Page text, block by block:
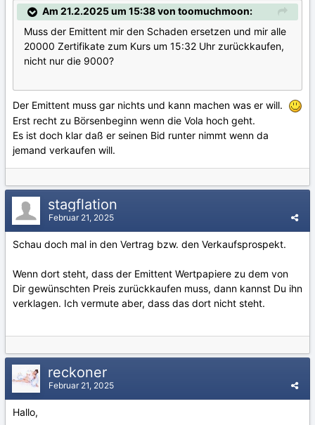
Am 21.2.2025 um 15:38 von toomuchmoon:
Muss der Emittent mir den Schaden ersetzen und mir alle
20000 Zertifikate zum Kurs um 15:32 Uhr zurückkaufen,
nicht nur die 9000?
Der Emittent muss gar nichts und kann machen was er will.
Erst recht zu Börsenbeginn wenn die Vola hoch geht.
Es ist doch klar daß er seinen Bid runter nimmt wenn da
jemand verkaufen will.
stagflation
Februar 21, 2025
Schau doch mal in den Vertrag bzw. den Verkaufsprospekt.
Wenn dort steht, dass der Emittent Wertpapiere zu dem von
Dir gewünschten Preis zurückkaufen muss, dann kannst Du ihn
verklagen. Ich vermute aber, dass das dort nicht steht.
reckoner
Februar 21, 2025
Hallo,